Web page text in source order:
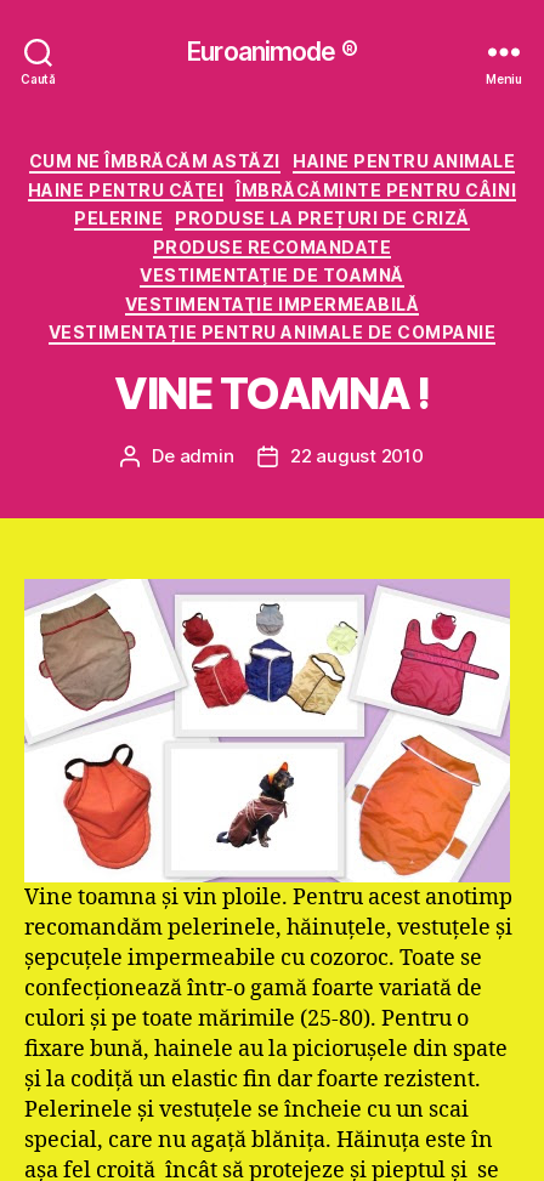
Caută
Euroanimode ®
Meniu
Categorii
CUM NE ÎMBRĂCĂM ASTĂZI
HAINE PENTRU ANIMALE
HAINE PENTRU CĂŢEI
ÎMBRĂCĂMINTE PENTRU CÂINI
PELERINE
PRODUSE LA PREȚURI DE CRIZĂ
PRODUSE RECOMANDATE
VESTIMENTAŢIE DE TOAMNĂ
VESTIMENTAŢIE IMPERMEABILĂ
VESTIMENTAȚIE PENTRU ANIMALE DE COMPANIE
VINE TOAMNA !
Autor
De admin
Dată22 august 2010
Vine toamna şi vin ploile. Pentru acest anotimp
recomandăm pelerinele, hăinuţele, vestuţele şi
şepcuţele impermeabile cu cozoroc. Toate se
confecţionează într-o gamă foarte variată de
culori şi pe toate mărimile (25-80). Pentru o
fixare bună, hainele au la picioruşele din spate
şi la codiţă un elastic fin dar foarte rezistent.
Pelerinele şi vestuţele se încheie cu un scai
special, care nu agaţă blăniţa. Hăinuţa este în
aşa fel croită încât să protejeze şi pieptul şi se